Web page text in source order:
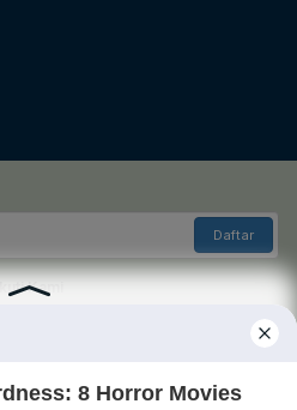
Daftar
Ikuti Kami
Karier
Pedoman Media Siber